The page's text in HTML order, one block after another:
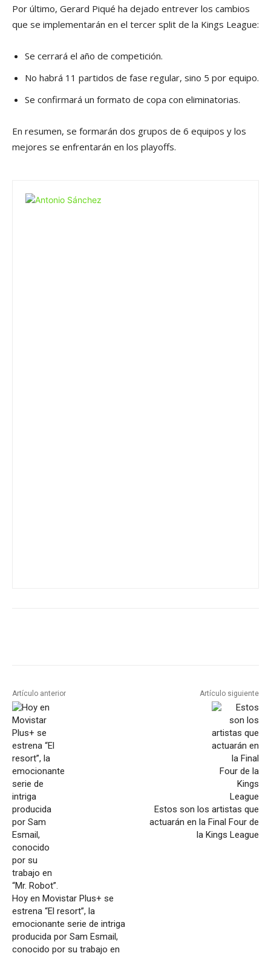
Por último, Gerard Piqué ha dejado entrever los cambios
que se implementarán en el tercer split de la Kings League:
Se cerrará el año de competición.
No habrá 11 partidos de fase regular, sino 5 por equipo.
Se confirmará un formato de copa con eliminatorias.
En resumen, se formarán dos grupos de 6 equipos y los
mejores se enfrentarán en los playoffs.
Artículo anterior
Hoy en Movistar Plus+ se
estrena “El resort”, la
emocionante serie de intriga
producida por Sam Esmail,
conocido por su trabajo en
Artículo siguiente
Estos son los artistas que
actuarán en la Final Four de
la Kings League